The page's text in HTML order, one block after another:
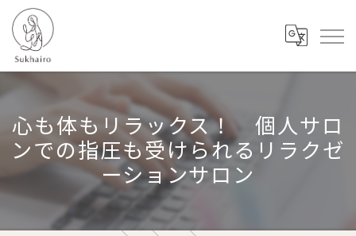
心も体もリラックス！ 個人サロ
ンでの指圧も受けられるリラクゼ
ーションサロン